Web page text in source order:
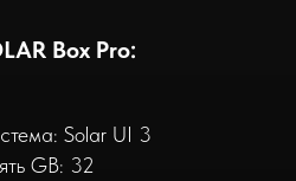
Box Pro:
Solar UI 3
GB: 32